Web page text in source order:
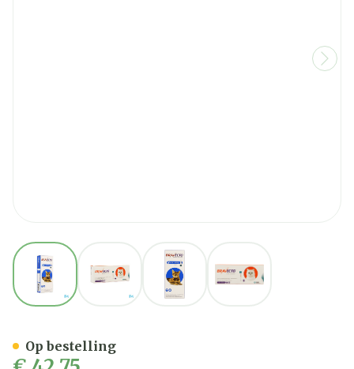
View larger imageView larger imageView larger image
Op bestelling